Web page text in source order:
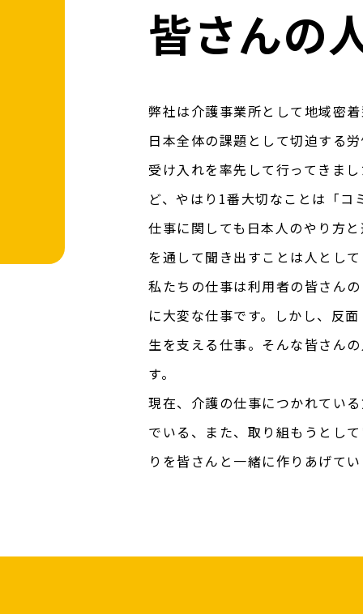
皆さんの
弊社は介護事業所として地域密
日本全体の課題として切迫する
受け入れを率先して行ってきま
ど、やはり1番大切なことは「
仕事に関しても日本人のやり方
を通して聞き出すことは人とし
私たちの仕事は利用者の皆さん
に大変な仕事です。しかし、反
生を支える仕事。そんな皆さん
す。
現在、介護の仕事につかれてい
でいる、また、取り組もうとし
りを皆さんと一緒に作りあげて